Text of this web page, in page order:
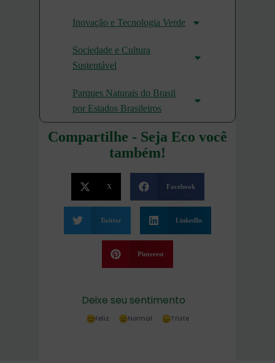
Inovação e Tecnologia Verde
Sociedade e Cultura
Sustentável
Parques Naturais do Brasil
por Estados Brasileiros
Compartilhe - Seja Eco você
também!
X Facebook
Twitter LinkedIn
Pinterest
Deixe seu sentimento
Feliz Normal Triste